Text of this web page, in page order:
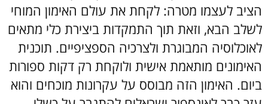
הציב לעצמו מטרה: לקחת את עולם האימון המוחי
לשלב הבא, וזאת תוך התמקדות ביצירת כלי מתאים
לאוכלוסיה המבוגרת ולצרכיה הספציפיים. תוכנית
האימונים מותאמת אישית ולוקחת רק דקות ספורות
ביום. האימון הזה מבוסס על עקרונות מוכחים והוא